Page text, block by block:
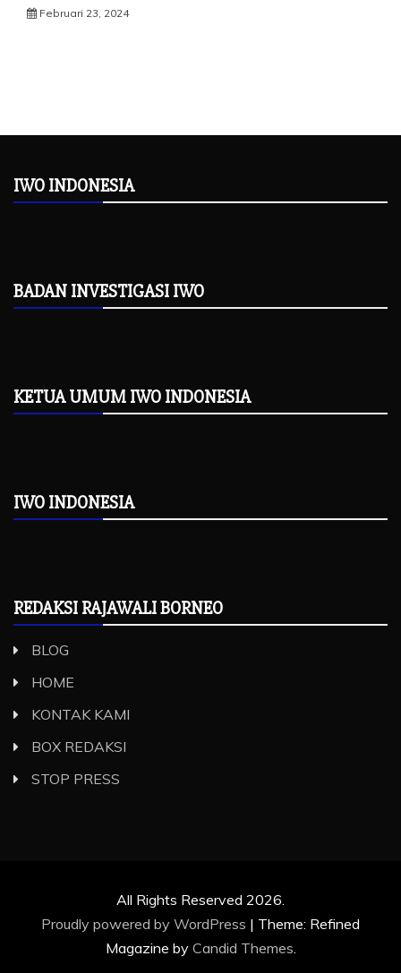
Februari 23, 2024
IWO INDONESIA
BADAN INVESTIGASI IWO
KETUA UMUM IWO INDONESIA
IWO INDONESIA
REDAKSI RAJAWALI BORNEO
BLOG
HOME
KONTAK KAMI
BOX REDAKSI
STOP PRESS
All Rights Reserved 2026.
Proudly powered by WordPress | Theme: Refined
Magazine by Candid Themes